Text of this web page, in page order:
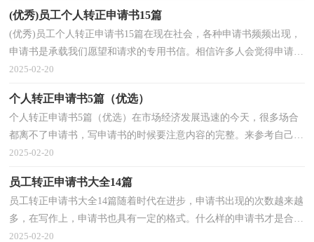
(优秀)员工个人转正申请书15篇
(优秀)员工个人转正申请书15篇在现在社会，各种申请书频频出现，
申请书是承载我们愿望和请求的专用书信。相信许多人会觉得申请书
很难写吧，下面是小编帮大家整理的员工个人转正申...
2025-02-20
个人转正申请书5篇（优选）
个人转正申请书5篇（优选）在市场经济发展迅速的今天，很多场合
都离不了申请书，写申请书的时候要注意内容的完整。来参考自己需
要的申请书吧！以下是小编收集整理的个人转正申请书，欢...
2025-02-20
员工转正申请书大全14篇
员工转正申请书大全14篇随着时代在进步，申请书出现的次数越来越
多，在写作上，申请书也具有一定的格式。什么样的申请书才是合理
的呢？以下是小编为大家整理的员工转正申请书，供大家...
2025-02-20